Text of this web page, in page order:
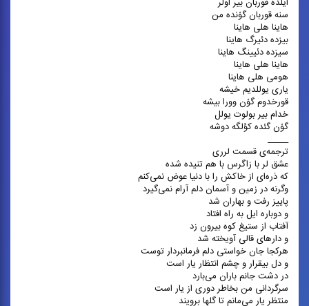
سنه قوربان گۆنده من
هاینا هلی هاینا
بیزده دئیرگ هاینا
سیزده دئیینگ هاینا
هاینا هلی هاینا
هومی هلی هاینا
یاری یوللدیم خیشه
قورخدوم گۆن وورا بیشه
خدام بیر بولوت یولل
گۆن گئده کؤلگه دوشه
_____
ترجمه‌ی قسمت لرری
عشق لر با زاگرس با هم تنیده شده
که ذره‌ای از خاکش را با دنیا عوض نمی‌کنم
وگرنه در زمین و آسمان دلم آرام نمی‌گیرد
پاییز رفت و بهاران شد
و دوباره ایل به راه افتاد
آفتاب از ستیغ کوه بیرون زد
و دارهای قالی آویخته شد
هرکجا جان خواستی دلم فرمانبردار توست
و دل بیقرار و چشم انتظار یار است
در دشت جانم باران می‌بارد
سرگردانی من بخاطر دوری از یار است
منتظر یار می‌مانم تا گلها برویند